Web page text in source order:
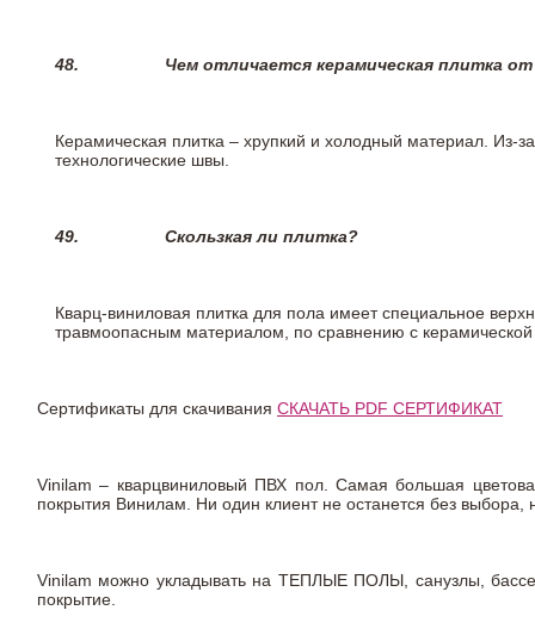
48. Чем отличается керамическая плитка
Керамическая плитка – хрупкий и холодный материал. Из-
технологические швы.
49. Скользкая ли плитка?
Кварц-виниловая плитка для пола имеет специальное
травмоопасным материалом, по сравнению с
Сертификаты для скачивания СКАЧАТЬ PDF СЕРТИФИКАТ
Vinilam – кварцвиниловый ПВХ пол. Самая большая
покрытия Винилам. Ни один клиент не останется без
Vinilam можно укладывать на ТЕПЛЫЕ ПОЛЫ, санузлы,
покрытие.